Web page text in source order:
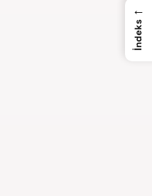
←
İndeks